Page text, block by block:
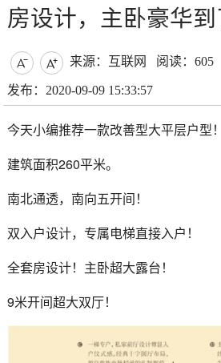
房设计，主卧豪华
  来源：互联网 阅读：605
发布：2020-09-09 15:33:57
今天小编推荐一款改善型大平层户型！
建筑面积260平米。
南北通透，南向五开间！
双入户设计，专属电梯直接入户！
全套房设计！主卧超大露台！
9米开间超大双厅！